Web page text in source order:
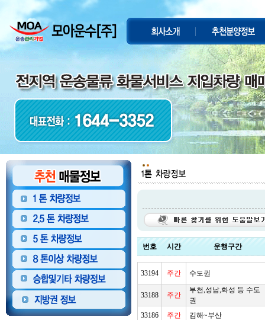
번호 시간 운행구간
33194 주간 수도권
33188 주간
부천,성남,화성 등 수도
권
33186
주간 김해~부산